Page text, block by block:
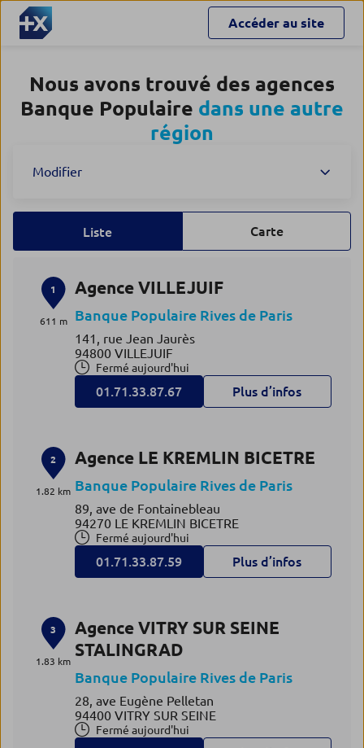
Accéder au site
Nous avons trouvé des agences
Banque Populaire dans une autre
région
Modifier
Liste Carte
1
611 m
Agence VILLEJUIF
Banque Populaire Rives de Paris
141, rue Jean Jaurès
94800 VILLEJUIF
Fermé aujourd'hui
01.71.33.87.67 Plus d’infos
2
1.82 km
Agence LE KREMLIN BICETRE
Banque Populaire Rives de Paris
89, ave de Fontainebleau
94270 LE KREMLIN BICETRE
Fermé aujourd'hui
01.71.33.87.59 Plus d’infos
3
1.83 km
Agence VITRY SUR SEINE
STALINGRAD
Banque Populaire Rives de Paris
28, ave Eugène Pelletan
94400 VITRY SUR SEINE
Fermé aujourd'hui